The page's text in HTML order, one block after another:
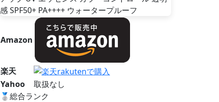
Amazon
楽天
Yahoo
取扱なし
🥈 総合ランク